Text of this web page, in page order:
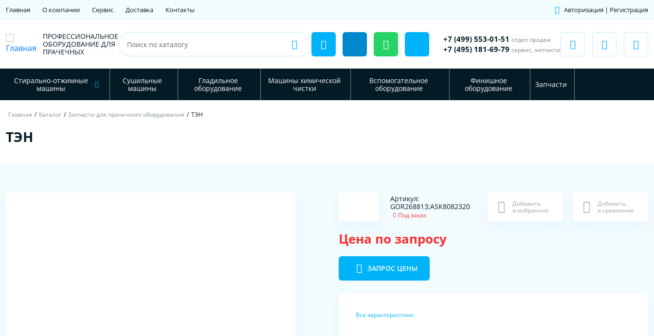
Главная О компании Сервис Доставка Контакты Авторизация | Регистрация
ПРОФЕССИОНАЛЬНОЕ
ОБОРУДОВАНИЕ ДЛЯ
ПРАЧЕЧНЫХ
+7 (499) 553-01-51 отдел продаж
+7 (495) 181-69-79 сервис, запчасти
Стирально-отжимные
машины
Сушильные
машины
Гладильное
оборудование
Машины химической
чистки
Вспомогательное
оборудование
Финишное
оборудование
Запчасти
Главная / Каталог / Запчасти для прачечного оборудования / ТЭН
ТЭН
Артикул:
GOR268813;ASK8082320
Под заказ
Добавить
в избранное
Добавить
в сравнение
Цена по запросу
ЗАПРОС ЦЕНЫ
Все характеристики